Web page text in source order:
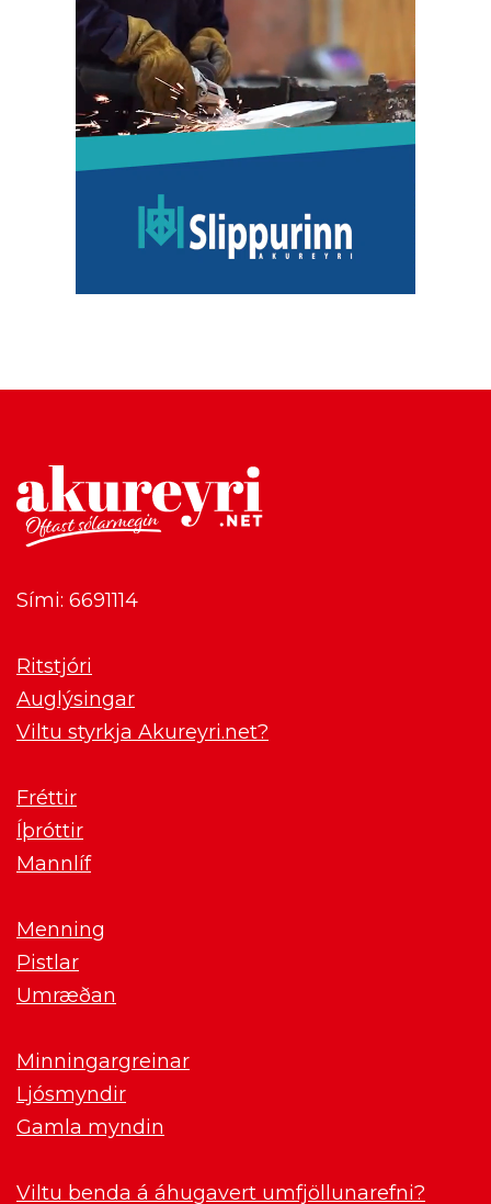
Sími: 6691114
Ritstjóri
Auglýsingar
Viltu styrkja Akureyri.net?
Fréttir
Íþróttir
Mannlíf
Menning
Pistlar
Umræðan
Minningargreinar
Ljósmyndir
Gamla myndin
Viltu benda á áhugavert umfjöllunarefni?